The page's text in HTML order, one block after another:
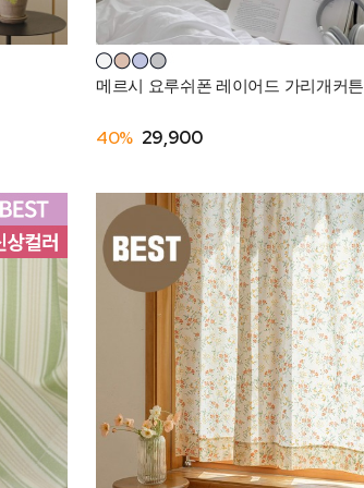
메르시 요루쉬폰 레이어드 가리개커튼
40% 29,900